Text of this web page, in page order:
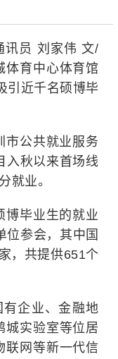
讯员 刘家伟 文/
体育中心体育馆
引近千名硕博毕
市公共就业服务
入秋以来首场线
就业。
博毕业生的就业
位参会，其中国
，共提供651个
企业、金融地
城实验室等位居
联网等新一代信